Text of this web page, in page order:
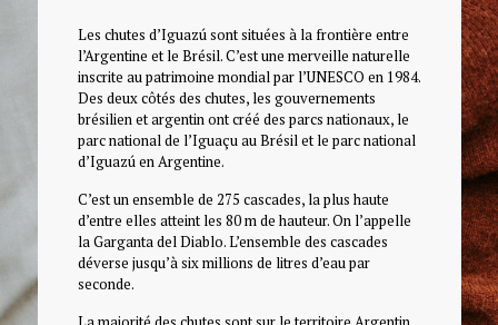
Les chutes d’Iguazú sont situées à la frontière entre
l’Argentine et le Brésil. C’est une merveille naturelle
inscrite au patrimoine mondial par l’UNESCO en 1984.
Des deux côtés des chutes, les gouvernements
brésilien et argentin ont créé des parcs nationaux, le
parc national de l’Iguaçu au Brésil et le parc national
d’Iguazú en Argentine.
C’est un ensemble de 275 cascades, la plus haute
d’entre elles atteint les 80 m de hauteur. On l’appelle
la Garganta del Diablo. L’ensemble des cascades
déverse jusqu’à six millions de litres d’eau par
seconde.